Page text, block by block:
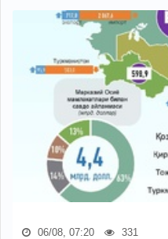
06/08, 07:20 331